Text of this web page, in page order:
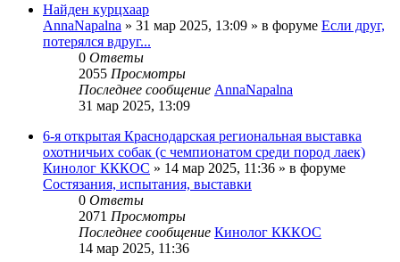
Найден курцхаар
AnnaNapalna » 31 мар 2025, 13:09 » в форуме Если друг,
потерялся вдруг...
0 Ответы
2055 Просмотры
Последнее сообщение AnnaNapalna
31 мар 2025, 13:09
6-я открытая Краснодарская региональная выставка
охотничьих собак (с чемпионатом среди пород лаек)
Кинолог КККОС » 14 мар 2025, 11:36 » в форуме
Состязания, испытания, выставки
0 Ответы
2071 Просмотры
Последнее сообщение Кинолог КККОС
14 мар 2025, 11:36